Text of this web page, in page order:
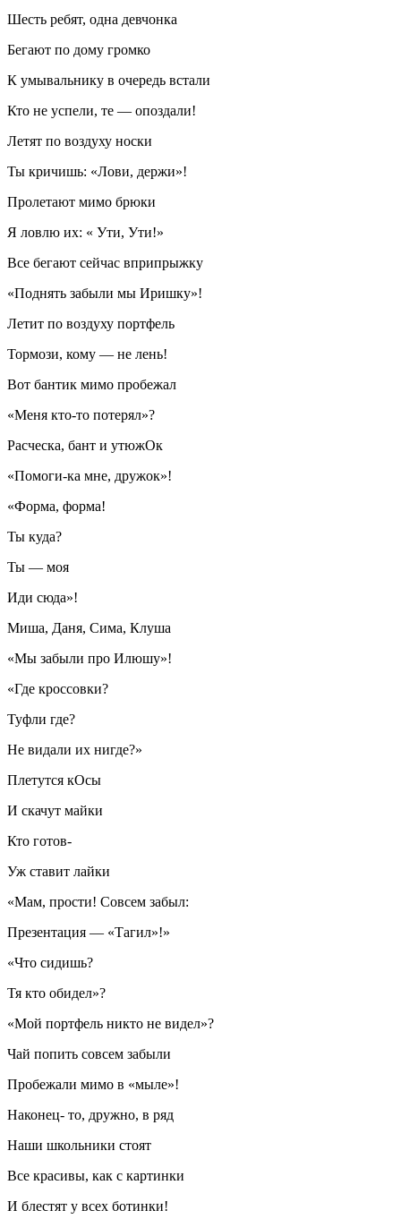
Шесть ребят, одна девчонка
Бегают по дому громко
К умывальнику в очередь встали
Кто не успели, те — опоздали!
Летят по воздуху носки
Ты кричишь: «Лови, держи»!
Пролетают мимо брюки
Я ловлю их: « Ути, Ути!»
Все бегают сейчас вприпрыжку
«Поднять забыли мы Иришку»!
Летит по воздуху портфель
Тормози, кому — не лень!
Вот бантик мимо пробежал
«Меня кто-то потерял»?
Расческа, бант и утюжОк
«Помоги-ка мне, дружок»!
«Форма, форма!
Ты куда?
Ты — моя
Иди сюда»!
Миша, Даня, Сима, Клуша
«Мы забыли про Илюшу»!
«Где кроссовки?
Туфли где?
Не видали их нигде?»
Плетутся кОсы
И скачут майки
Кто готов-
Уж ставит лайки
«Мам, прости! Совсем забыл:
Презентация — «Тагил»!»
«Что сидишь?
Тя кто обидел»?
«Мой портфель никто не видел»?
Чай попить совсем забыли
Пробежали мимо в «мыле»!
Наконец- то, дружно, в ряд
Наши школьники стоят
Все красивы, как с картинки
И блестят у всех ботинки!